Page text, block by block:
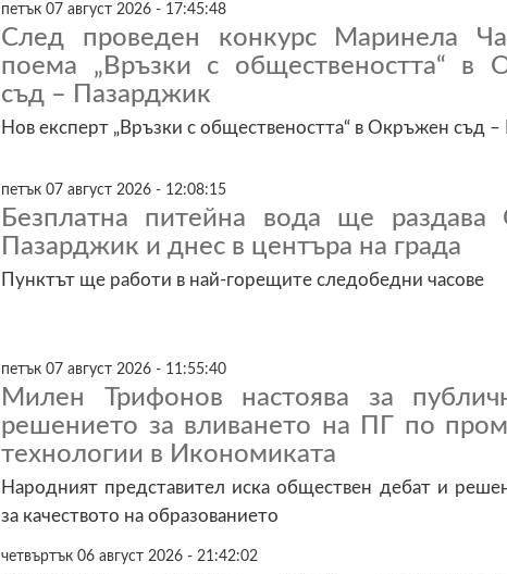
петък 07 август 2026 - 17:45:48
След проведен конкурс Маринела
поема „Връзки с обществеността“ в
съд – Пазарджик
Нов експерт „Връзки с обществеността“ в Окръжен съд
петък 07 август 2026 - 12:08:15
Безплатна питейна вода ще раздава
Пазарджик и днес в центъра на града
Пунктът ще работи в най-горещите следобедни часове
петък 07 август 2026 - 11:55:40
Милен Трифонов настоява за
решението за вливането на ПГ по
технологии в Икономиката
Народният представител иска обществен дебат и
за качеството на образованието
четвъртък 06 август 2026 - 21:42:02